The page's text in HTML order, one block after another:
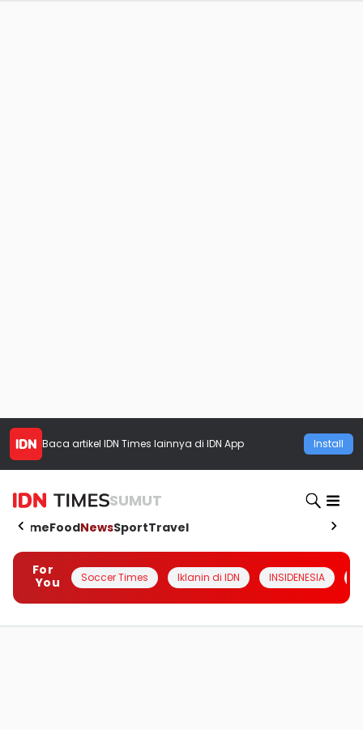
Baca artikel IDN Times lainnya di IDN App Install
SUMUT
HomeFoodNewsSportTravel
For
You
Soccer Times Iklanin di IDN INSIDENESIA